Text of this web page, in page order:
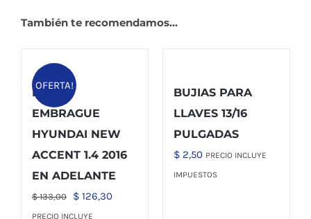
También te recomendamos…
OFERTA!
KIT DE
EMBRAGUE
HYUNDAI NEW
ACCENT 1.4 2016
EN ADELANTE
$133,00
El
precio
$ 126,30El
PRECIO INCLUYE
BUJIAS PARA
LLAVES 13/16
PULGADAS
$ 2,50 PRECIO INCLUYE
IMPUESTOS